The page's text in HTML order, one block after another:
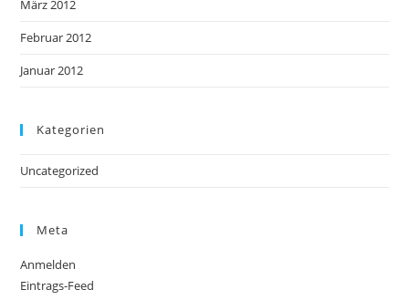
März 2012
Februar 2012
Januar 2012
Kategorien
Uncategorized
Meta
Anmelden
Eintrags-Feed